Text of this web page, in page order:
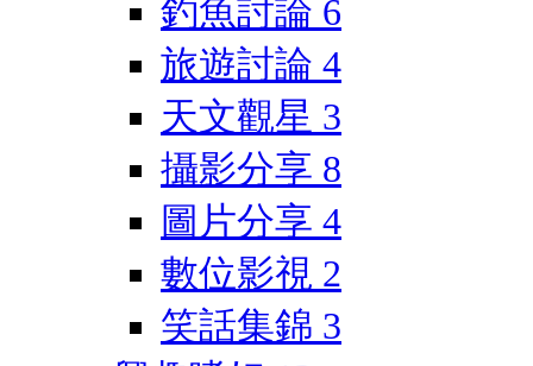
釣魚討論 6
旅遊討論 4
天文觀星 3
攝影分享 8
圖片分享 4
數位影視 2
笑話集錦 3